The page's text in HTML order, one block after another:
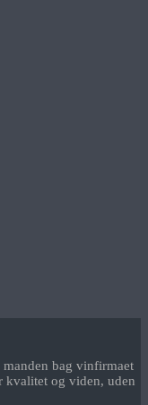
bag vinfirmaet
kvalitet og viden, uden